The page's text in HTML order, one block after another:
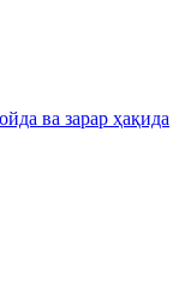
ва зарар ҳақида